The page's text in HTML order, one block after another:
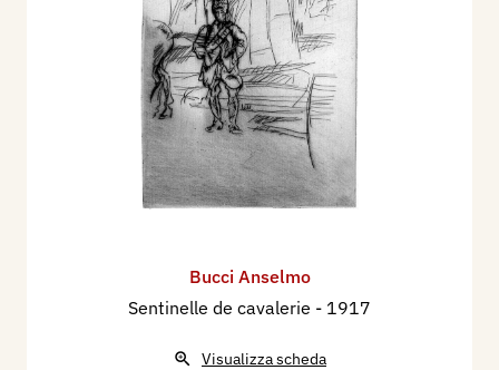
Bucci Anselmo
Sentinelle de cavalerie - 1917
Visualizza scheda